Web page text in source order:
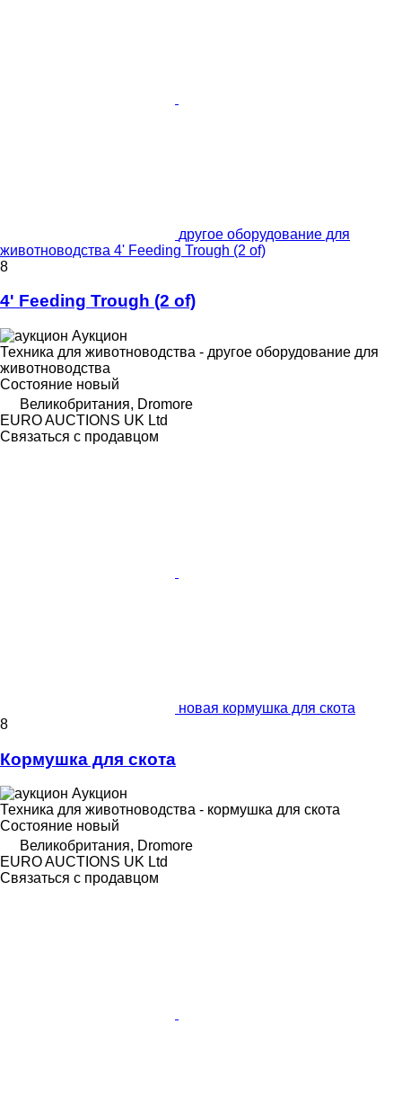
другое оборудование для
животноводства 4' Feeding Trough (2 of)
8
4' Feeding Trough (2 of)
Аукцион
Техника для животноводства - другое оборудование для
животноводства
Состояние новый
Великобритания, Dromore
EURO AUCTIONS UK Ltd
Связаться с продавцом
новая кормушка для скота
8
Кормушка для скота
Аукцион
Техника для животноводства - кормушка для скота
Состояние новый
Великобритания, Dromore
EURO AUCTIONS UK Ltd
Связаться с продавцом